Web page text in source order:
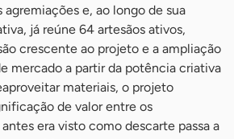
agremiações e, ao longo de sua
já reúne 64 artesãos ativos,
crescente ao projeto e a ampliação
mercado a partir da potência criativa
materiais, o projeto
de valor entre os
era visto como descarte passa a